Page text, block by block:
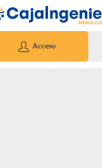
principal
Acceso